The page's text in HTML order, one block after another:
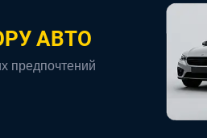
АВТО
предпочтений